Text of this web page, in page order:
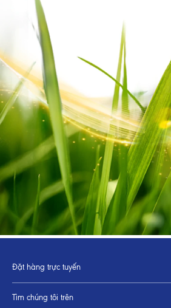
Đặt hàng trực tuyến
Tìm chúng tôi trên